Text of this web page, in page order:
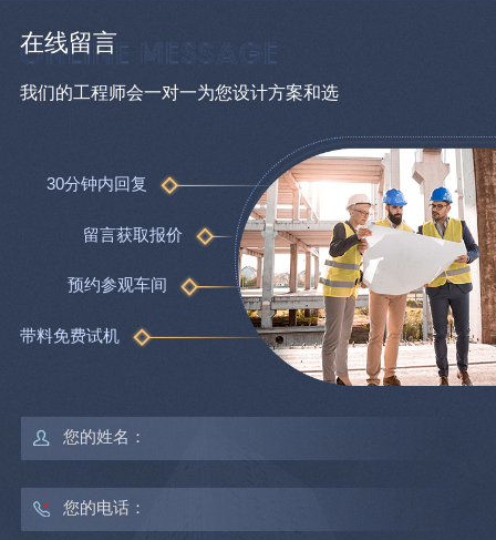
在线留言
我们的工程师会一对一为您设计方案和选
30分钟内回复
留言获取报价
预约参观车间
带料免费试机